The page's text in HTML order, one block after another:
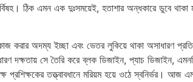
ঠিক এমন এক দুঃসময়েই, হতাশার অন্ধকারে ডুবে
করার অদম্য ইচ্ছা এবং ভেতর লুকিয়ে থাকা অসাধারণ
দক্ষতায় সে তৈরি করে ব্লক ডিজাইন, প্যাচ ডিজাইন, এমনকি
তত্ত্বাবধানে মরিয়ম হয়ে ওঠে স্বনির্ভর। আজ